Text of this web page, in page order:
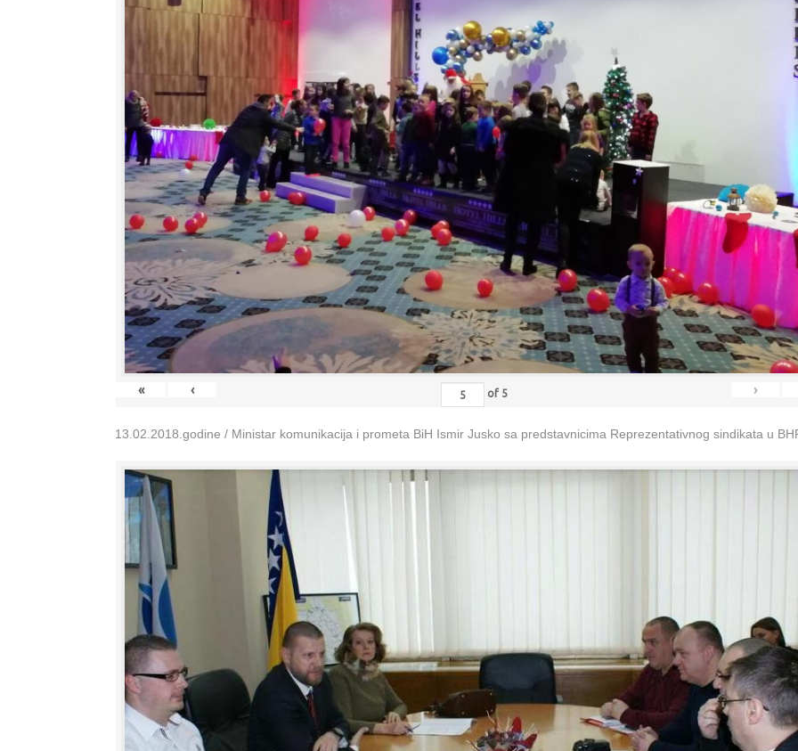
« ‹ of 5 ›
13.02.2018.godine / Ministar komunikacija i prometa BiH Ismir Jusko sa predstavnicima Reprezentativnog sindikata u